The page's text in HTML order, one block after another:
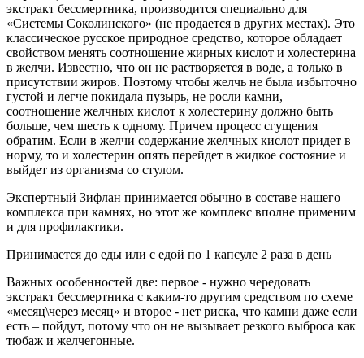
экстракт бессмертника, производится специально для
«Системы Соколинского» (не продается в других местах). Это
классическое русское природное средство, которое обладает
свойством менять соотношение жирных кислот и холестерина
в желчи. Известно, что он не растворяется в воде, а только в
присутствии жиров. Поэтому чтобы желчь не была избыточно
густой и легче покидала пузырь, не росли камни,
соотношение желчных кислот к холестерину должно быть
больше, чем шесть к одному. Причем процесс сгущения
обратим. Если в желчи содержание желчных кислот придет в
норму, то и холестерин опять перейдет в жидкое состояние и
выйдет из организма со стулом.
Экспертный Зифлан принимается обычно в составе нашего
комплекса при камнях, но этот же комплекс вполне применим
и для профилактики.
Принимается до еды или с едой по 1 капсуле 2 раза в день
Важных особенностей две: первое - нужно чередовать
экстракт бессмертника с каким-то другим средством по схеме
«месяц\через месяц» и второе - нет риска, что камни даже если
есть – пойдут, потому что он не вызывает резкого выброса как
тюбаж и желчегонные.